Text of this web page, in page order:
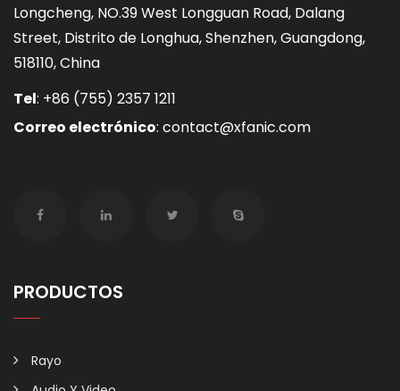
Longcheng, NO.39 West Longguan Road, Dalang
Street, Distrito de Longhua, Shenzhen, Guangdong,
518110, China
Tel: +86 (755) 2357 1211
Correo electrónico: contact@xfanic.com
PRODUCTOS
Rayo